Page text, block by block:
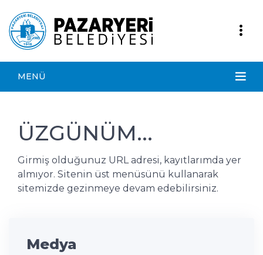
MENÜ
ÜZGÜNÜM...
Girmiş olduğunuz URL adresi, kayıtlarımda yer
almıyor. Sitenin üst menüsünü kullanarak
sitemizde gezinmeye devam edebilirsiniz.
Medya